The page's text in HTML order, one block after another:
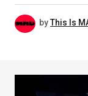
byThis Is